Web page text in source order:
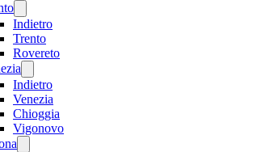
Indietro
Trento
Rovereto
Indietro
Venezia
Chioggia
Vigonovo